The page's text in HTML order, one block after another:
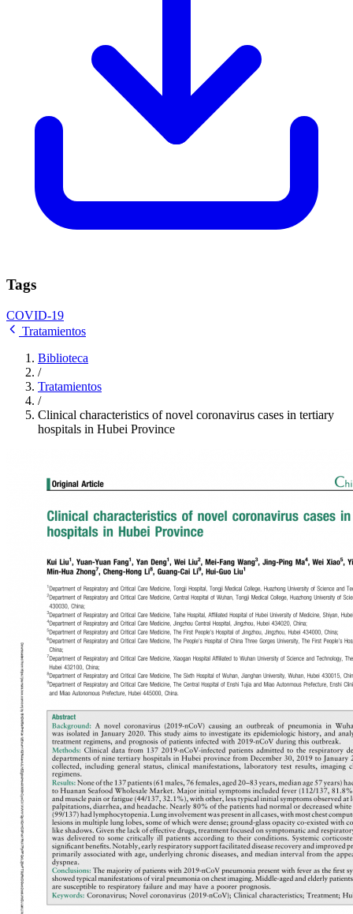
Tags
COVID-19
Tratamientos
Biblioteca
/
Tratamientos
/
Clinical characteristics of novel coronavirus cases in tertiary
hospitals in Hubei Province